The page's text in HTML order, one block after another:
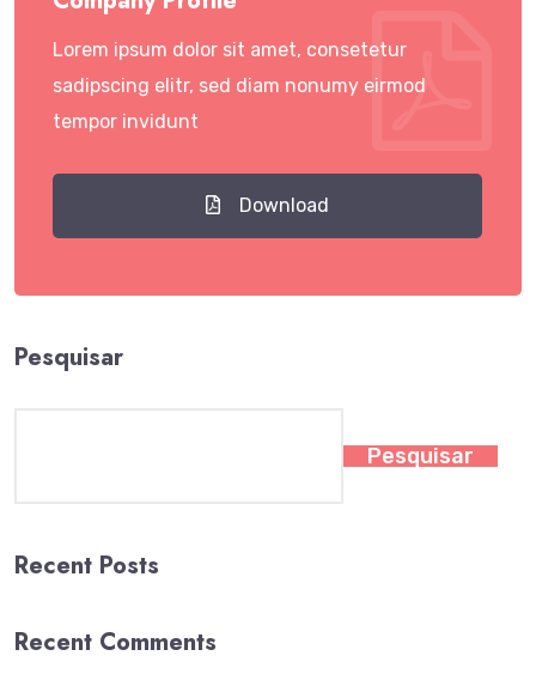
Lorem ipsum dolor sit amet, consetetur
sadipscing elitr, sed diam nonumy eirmod
tempor invidunt
Download
Pesquisar
Pesquisar
Recent Posts
Recent Comments